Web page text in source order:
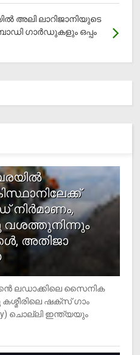
അലി ലാറിജാനിയുടെ
ബോഡി ഗാര്‍ഡുകളും ഒപ്പം
വശത്തുനിന്നും
അതിജാ​
ലഡാക്കിലെ സൈനിക
കശ്മീരിലെ ഷക്സ് ​ഗാം
ചൊല്ലി ഇന്ത്യയും